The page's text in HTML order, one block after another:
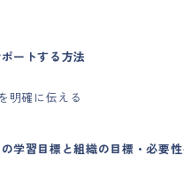
ートする方法
明確に伝える
学習目標と組織の目標・必要